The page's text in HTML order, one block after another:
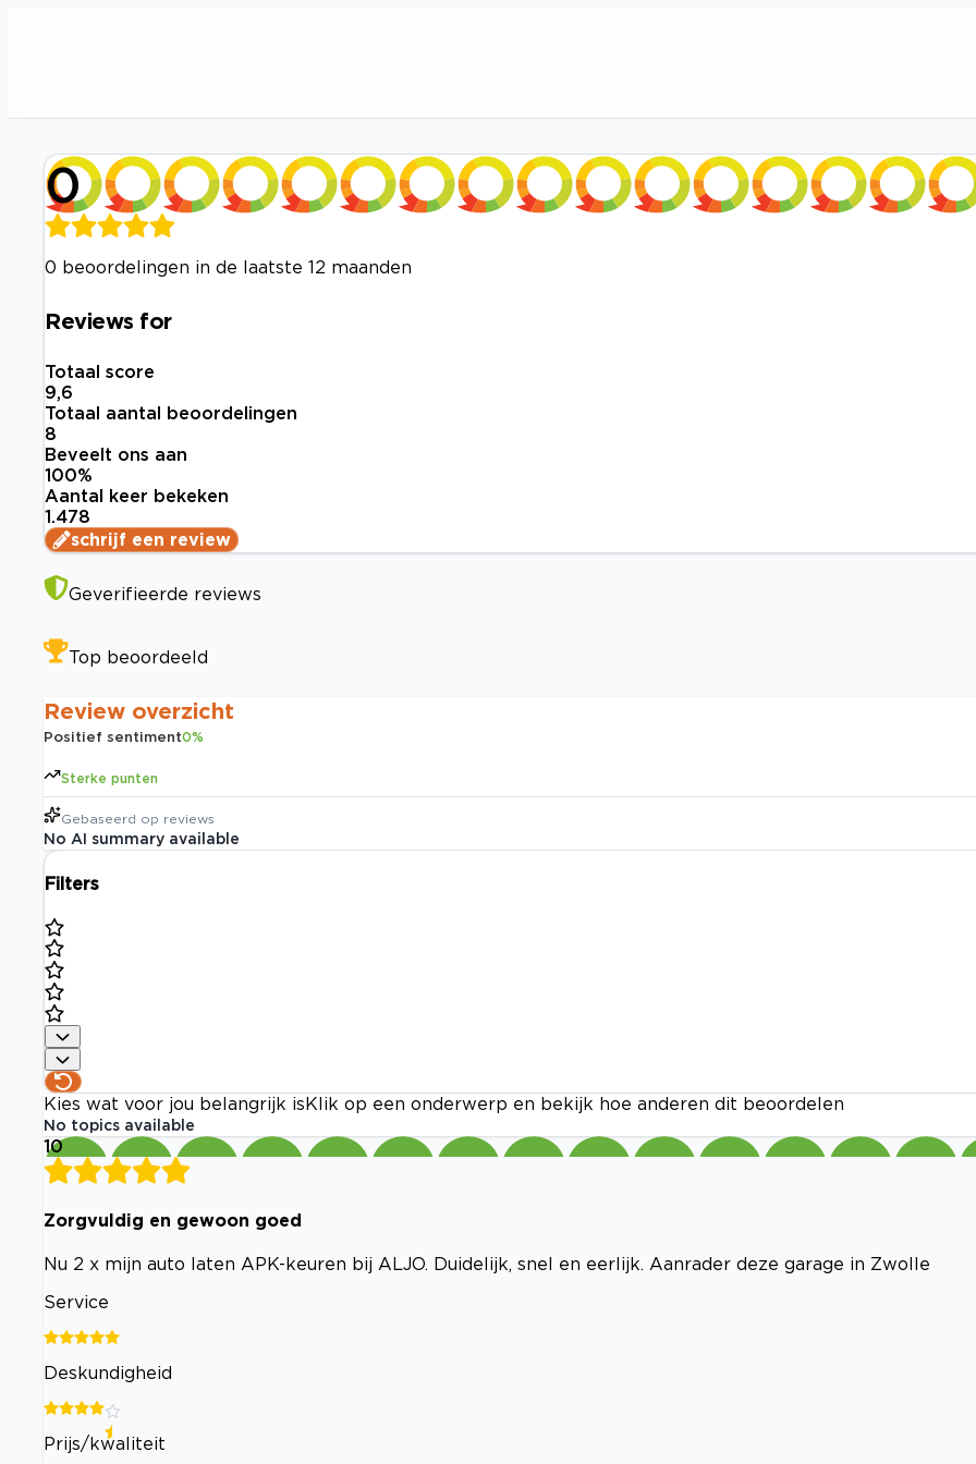
0
0 beoordelingen in de laatste 12 maanden
Reviews for
Totaal score
9,6
Totaal aantal beoordelingen
8
Beveelt ons aan
100%
Aantal keer bekeken
1.478
schrijf een review
Geverifieerde reviews
Top beoordeeld
Review overzicht
Positief sentiment0%
Sterke punten
Gebaseerd op reviews
No AI summary available
Filters
Kies wat voor jou belangrijk is Klik op een onderwerp en bekijk hoe anderen dit beoordelen
No topics available
10
Zorgvuldig en gewoon goed
Nu 2 x mijn auto laten APK-keuren bij ALJO. Duidelijk, snel en eerlijk. Aanrader deze garage in Zwolle
Service
Deskundigheid
Prijs/kwaliteit